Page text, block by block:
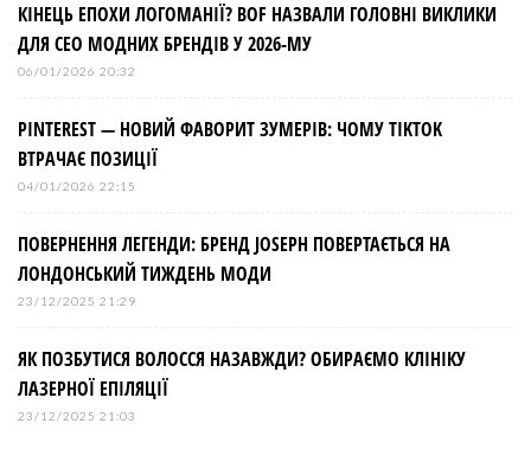
КІНЕЦЬ ЕПОХИ ЛОГОМАНІЇ? BOF НАЗВАЛИ ГОЛОВНІ ВИКЛИКИ
ДЛЯ СЕО МОДНИХ БРЕНДІВ У 2026-МУ
06/01/2026 20:32
PINTEREST — НОВИЙ ФАВОРИТ ЗУМЕРІВ: ЧОМУ TIKTOK
ВТРАЧАЄ ПОЗИЦІЇ
04/01/2026 22:15
ПОВЕРНЕННЯ ЛЕГЕНДИ: БРЕНД JOSEPH ПОВЕРТАЄТЬСЯ НА
ЛОНДОНСЬКИЙ ТИЖДЕНЬ МОДИ
23/12/2025 21:29
ЯК ПОЗБУТИСЯ ВОЛОССЯ НАЗАВЖДИ? ОБИРАЄМО КЛІНІКУ
ЛАЗЕРНОЇ ЕПІЛЯЦІЇ
23/12/2025 21:03